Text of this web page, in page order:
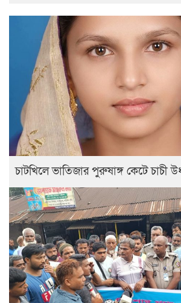
চাটখিলে ভাতিজার পুরুষাঙ্গ কেটে চাচী